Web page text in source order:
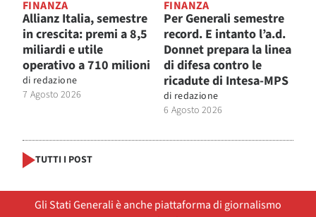
FINANZA
Allianz Italia, semestre
in crescita: premi a 8,5
miliardi e utile
operativo a 710 milioni
di redazione
7 Agosto 2026
FINANZA
Per Generali semestre
record. E intanto l’a.d.
Donnet prepara la linea
di difesa contro le
ricadute di Intesa-MPS
di redazione
6 Agosto 2026
TUTTI I POST
Gli Stati Generali è anche piattaforma di giornalismo